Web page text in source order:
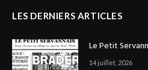
LES DERNIERS ARTICLES
Le Petit
14 juillet, 2026